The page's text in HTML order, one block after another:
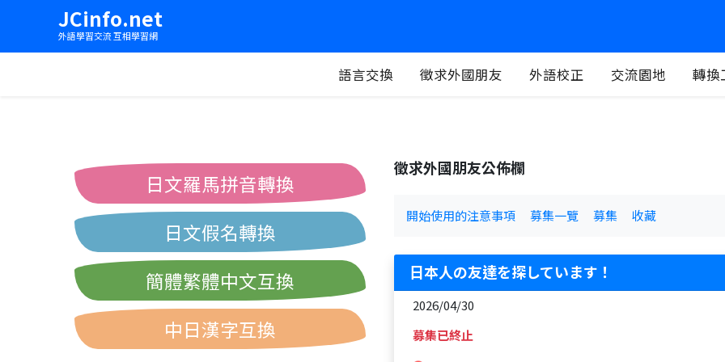
JCinfo.net
外語學習交流 互相學習網
語言交換 徵求外國朋友 外語校正 交流園地 轉換
徵求外國朋友公佈欄
開始使用的注意事項 募集一覽 募集 收藏
日本人の友達を探しています！
2026/04/30
募集已終止
日文羅馬拼音轉換
日文假名轉換
簡體繁體中文互換
中日漢字互換